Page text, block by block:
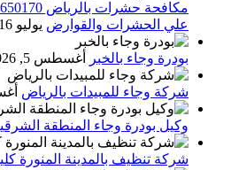
علي الحشرات والقوارض يوليو 16, 2025
بودرة وجاء بالخبر أغسطس 5, 2026
شركة وجاء للمبيدات بالرياض
وكيل بودرة وجاء المنطقة
شركة تنظيف بالمدينة المنورة